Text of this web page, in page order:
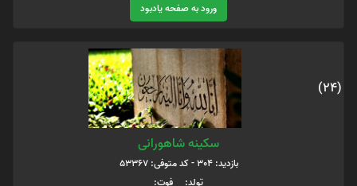
ورود به صفحه یادبود
(24)
سکینه شاهورانی
بازدید: 304 - کد متوفی: 53367
تولد: فوت: